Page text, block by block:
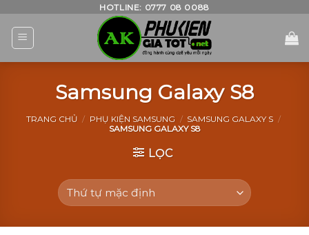
content
HOTLINE: 0777 08 0088
Samsung Galaxy S8
TRANG CHỦ / PHỤ KIỆN SAMSUNG / SAMSUNG GALAXY S /
SAMSUNG GALAXY S8
LỌC